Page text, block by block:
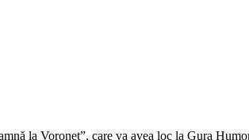
la Voroneț”, care va avea loc la Gura